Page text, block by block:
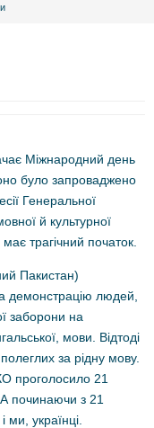
Міжнародний день
було запроваджено
Генеральної
й культурної
трагічний початок.
Пакистан)
демонстрацію людей,
заборони на
мови. Відтоді
за рідну мову.
проголосило 21
починаючи з 21
ми, українці.